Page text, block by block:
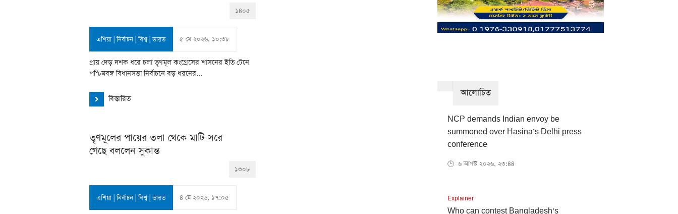
১৪০৫
এশিয়া|নির্বাচন |বিশ্ব|ভারত ৫ মে ২০২৬, ১০:৩৮
প্রায় দেড় দশক ধরে চলা তৃণমূল কংগ্রেসের শাসনের ইতি টেনে
পশ্চিমবঙ্গ বিধানসভা নির্বাচনে বড় ধরনের...
বিস্তারিত
তৃণমূলের পায়ের তলা থেকে মাটি সরে
গেছে বললেন সুকান্ত
১৩০৮
এশিয়া|নির্বাচন |বিশ্ব|ভারত ৪ মে ২০২৬, ১৭:০৫
আলোচিত
NCP demands Indian envoy be
summoned over Hasina’s Delhi press
conference
🕒 ৬ আগস্ট ২০২৬, ২৩:৪৪
Explainer
Who can contest Bangladesh’s